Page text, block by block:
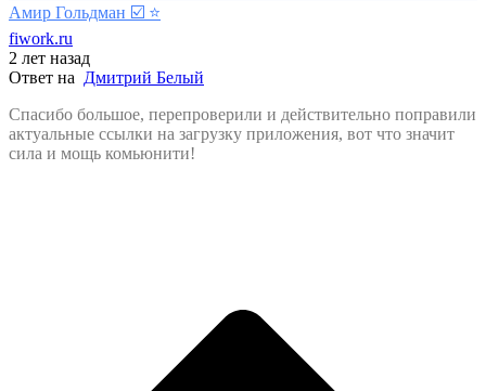
Амир Гольдман ☑️ ⭐️
fiwork.ru
2 лет назад
Ответ на Дмитрий Белый
Спасибо большое, перепроверили и действительно поправили
актуальные ссылки на загрузку приложения, вот что значит
сила и мощь комьюнити!